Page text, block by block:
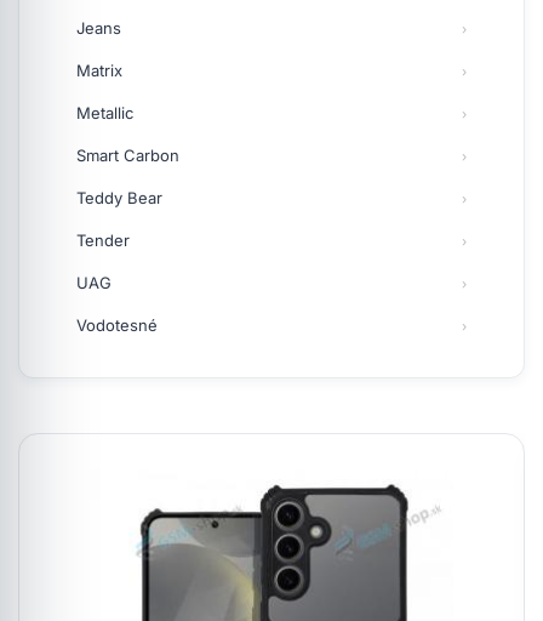
Jeans
Matrix
Metallic
Smart Carbon
Teddy Bear
Tender
UAG
Vodotesné